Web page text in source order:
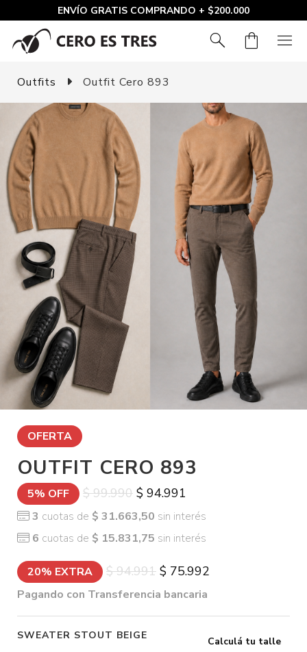
ENVÍO GRATIS COMPRANDO + $200.000
search shopping_bag menu
Outfits Outfit Cero 893
OFERTA
OUTFIT CERO 893
5% OFF $ 99.990 $ 94.991
3 cuotas de $ 31.663,50 sin interés
6 cuotas de $ 15.831,75 sin interés
20% EXTRA $ 94.991 $ 75.992
Pagando con Transferencia bancaria
Calculá tu talle
SWEATER STOUT BEIGE